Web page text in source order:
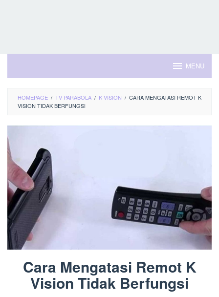
MENU
HOMEPAGE / TV PARABOLA / K VISION / CARA MENGATASI REMOT K
VISION TIDAK BERFUNGSI
Cara Mengatasi Remot K
Vision Tidak Berfungsi